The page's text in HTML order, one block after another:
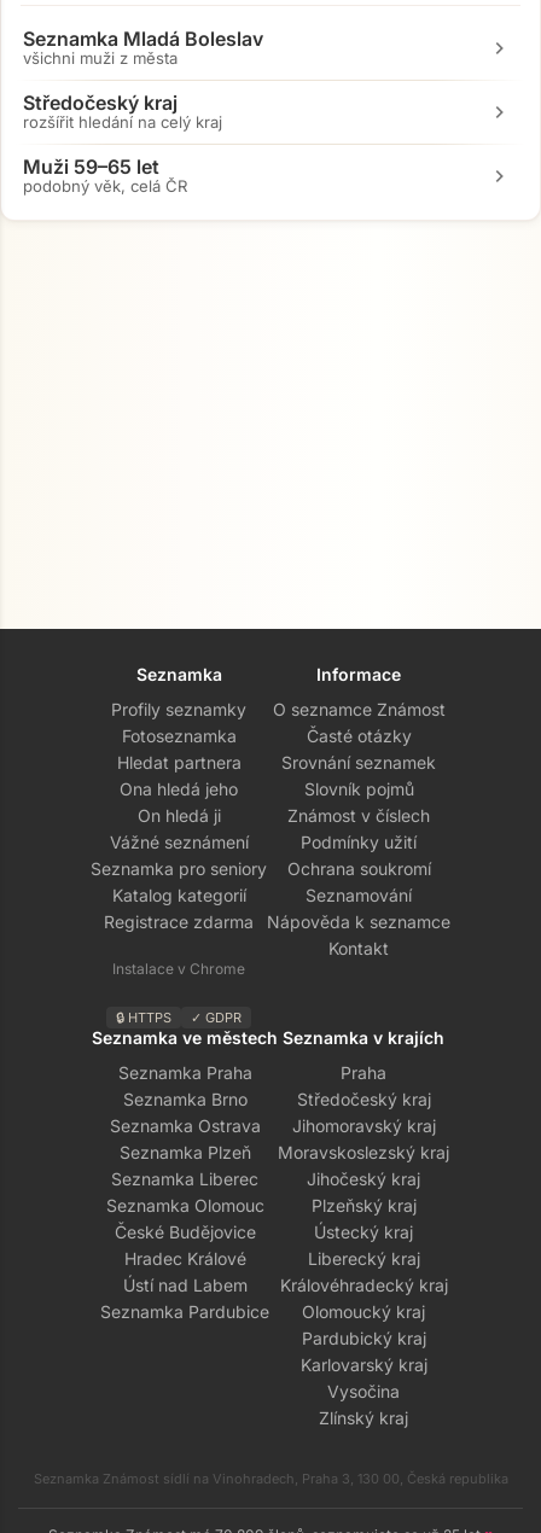
Seznamka Mladá Boleslav
všichni muži z města chevron_right
Středočeský kraj
rozšířit hledání na celý kraj chevron_right
Muži 59–65 let
podobný věk, celá ČR chevron_right
Seznamka
Profily seznamky
Fotoseznamka
Hledat partnera
Ona hledá jeho
On hledá ji
Vážné seznámení
Seznamka pro seniory
Katalog kategorií
Registrace zdarma
Instalace v Chrome
🔒 HTTPS ✓ GDPR
Informace
O seznamce Známost
Časté otázky
Srovnání seznamek
Slovník pojmů
Známost v číslech
Podmínky užití
Ochrana soukromí
Seznamování
Nápověda k seznamce
Kontakt
Seznamka ve městech
Seznamka Praha
Seznamka Brno
Seznamka Ostrava
Seznamka Plzeň
Seznamka Liberec
Seznamka Olomouc
České Budějovice
Hradec Králové
Ústí nad Labem
Seznamka Pardubice
Seznamka v krajích
Praha
Středočeský kraj
Jihomoravský kraj
Moravskoslezský kraj
Jihočeský kraj
Plzeňský kraj
Ústecký kraj
Liberecký kraj
Královéhradecký kraj
Olomoucký kraj
Pardubický kraj
Karlovarský kraj
Vysočina
Zlínský kraj
Seznamka Známost sídlí na Vinohradech, Praha 3, 130 00, Česká republika